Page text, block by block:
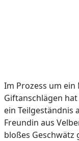
Im Prozess um
Giftanschlägen
ein Teilgeständnis
Freundin aus
bloßes Geschwätz